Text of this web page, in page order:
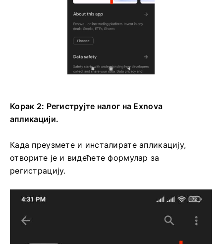
Корак 2: Региструјте налог на Exnova
апликацији.
Када преузмете и инсталирате апликацију,
отворите је и видећете формулар за
регистрацију.